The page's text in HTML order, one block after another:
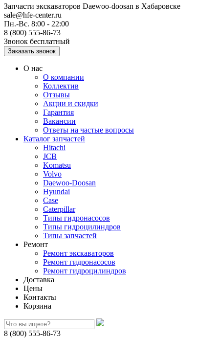
Запчасти экскаваторов Daewoo-doosan в Хабаровске
sale@hfe-center.ru
Пн.-Вс. 8:00 - 22:00
8 (800) 555-86-73
Звонок бесплатный
О нас
О компании
Коллектив
Отзывы
Акции и скидки
Гарантия
Вакансии
Ответы на частые вопросы
Каталог запчастей
Hitachi
JCB
Komatsu
Volvo
Daewoo-Doosan
Hyundai
Case
Caterpillar
Типы гидронасосов
Типы гидроцилиндров
Типы запчастей
Ремонт
Ремонт экскаваторов
Ремонт гидронасосов
Ремонт гидроцилиндров
Доставка
Цены
Контакты
Корзина
8 (800) 555-86-73